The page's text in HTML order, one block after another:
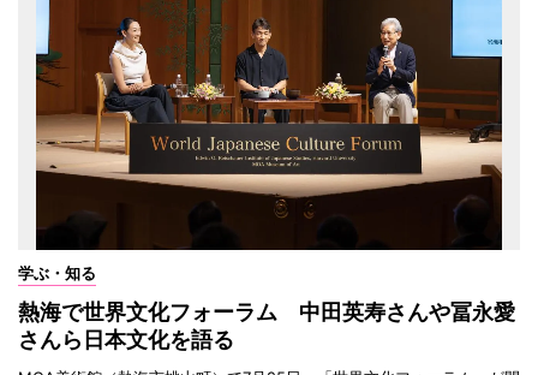
学ぶ・知る
熱海で世界文化フォーラム 中田英寿さんや冨永愛
さんら日本文化を語る